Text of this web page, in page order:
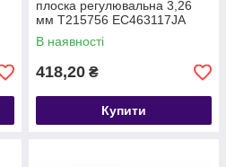
плоска регулювальна 3,26
мм T215756 EC463117JA
В наявності
418,20 ₴
Купити